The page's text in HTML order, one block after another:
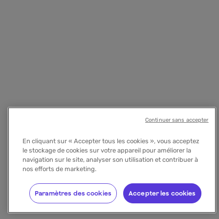
En cliquant sur « Accepter tous les cookies », vous acceptez
le stockage de cookies sur votre appareil pour améliorer la
navigation sur le site, analyser son utilisation et contribuer à
nos efforts de marketing.
Accepter les cookies
Paramètres des cookies
Continuer sans accepter